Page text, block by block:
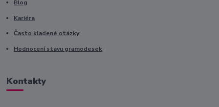
Blog
Kariéra
Často kladené otázky
Hodnocení stavu gramodesek
Kontakty